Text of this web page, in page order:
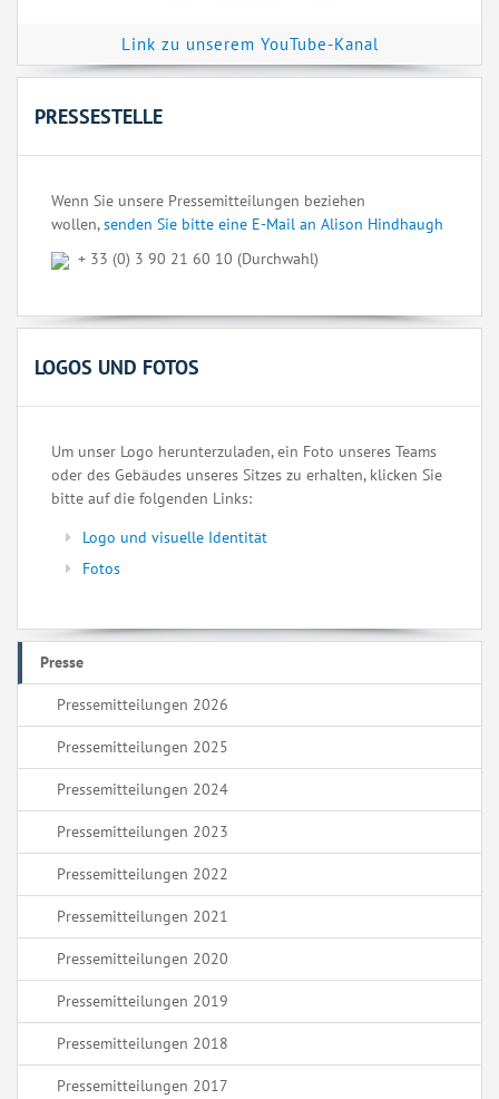
Link zu unserem YouTube-Kanal
PRESSESTELLE
Wenn Sie unsere Pressemitteilungen beziehen
wollen,senden Sie bitte eine E-Mail an Alison Hindhaugh
+ 33 (0) 3 90 21 60 10 (Durchwahl)
LOGOS UND FOTOS
Um unser Logo herunterzuladen, ein Foto unseres Teams
oder des Gebäudes unseres Sitzes zu erhalten, klicken Sie
bitte auf die folgenden Links:
Logo und visuelle Identität
Fotos
Presse
Pressemitteilungen 2026
Pressemitteilungen 2025
Pressemitteilungen 2024
Pressemitteilungen 2023
Pressemitteilungen 2022
Pressemitteilungen 2021
Pressemitteilungen 2020
Pressemitteilungen 2019
Pressemitteilungen 2018
Pressemitteilungen 2017